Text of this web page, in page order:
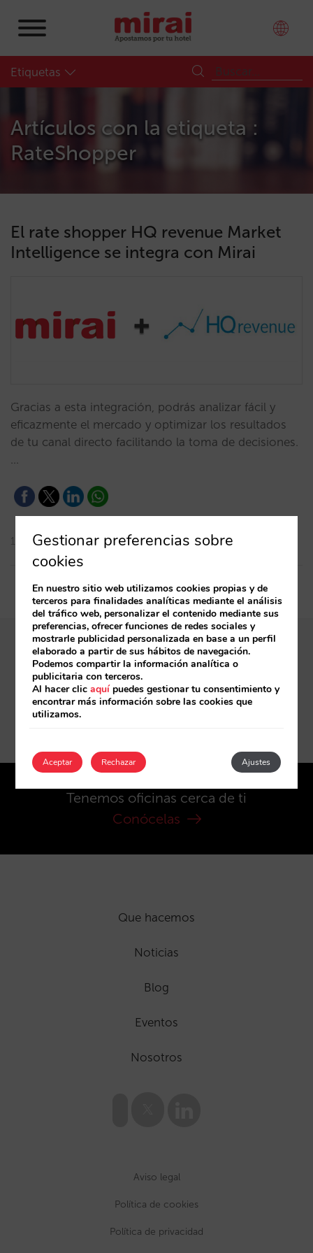
Etiquetas
Artículos con la etiqueta :
RateShopper
El rate shopper HQ revenue Market
Intelligence se integra con Mirai
Gracias a esta integración, podrás analizar fácil y
eficazmente el mercado y optimizar los resultados
de tu canal directo facilitando la toma de decisiones.
…
15/09/2021
Suscríbete a nuestra newsletter
Tenemos oficinas cerca de ti
Conócelas
Que hacemos
Noticias
Blog
Eventos
Nosotros
Aviso legal
Política de cookies
Política de privacidad
Gestionar preferencias sobre
cookies
En nuestro sitio web utilizamos cookies propias y de
terceros para finalidades analíticas mediante el análisis
del tráfico web, personalizar el contenido mediante sus
preferencias, ofrecer funciones de redes sociales y
mostrarle publicidad personalizada en base a un perfil
elaborado a partir de sus hábitos de navegación.
Podemos compartir la información analítica o
publicitaria con terceros.
Al hacer clicaquípuedes gestionar tu consentimiento y
encontrar más información sobre las cookies que
utilizamos.
Aceptar Ajustes
Rechazar